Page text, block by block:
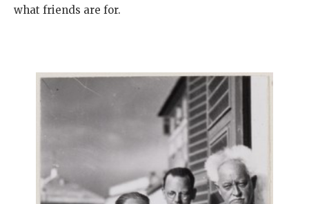
what friends are for.